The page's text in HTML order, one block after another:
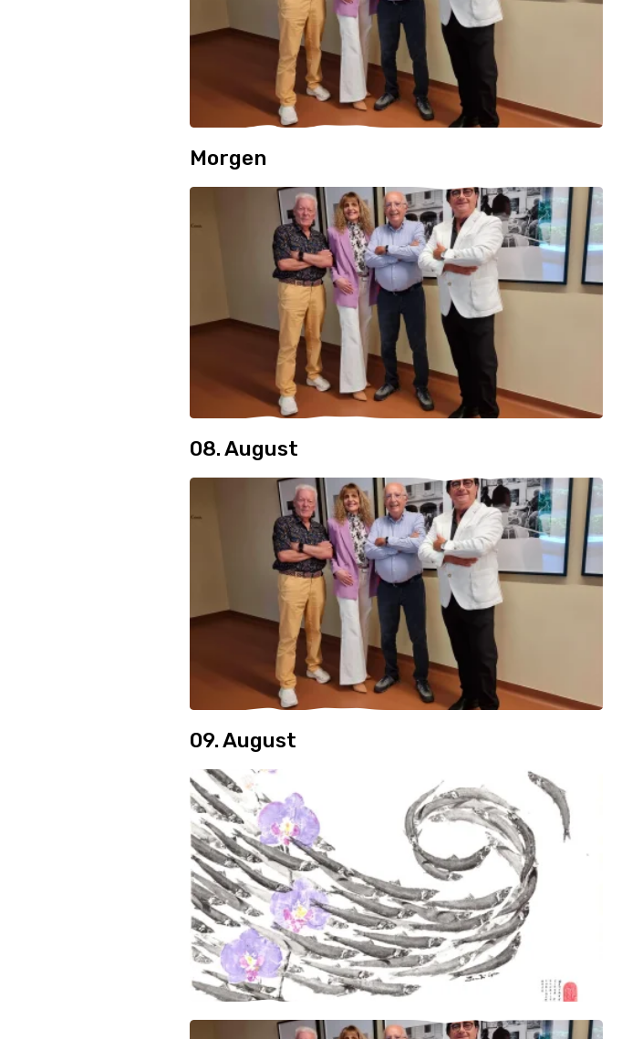
Morgen
08. August
09. August